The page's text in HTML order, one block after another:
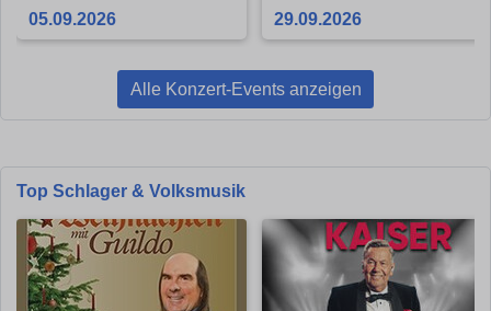
SCHOFARS -
05.09.2026 29.09.2026
Alle Konzert-Events anzeigen
Top Schlager & Volksmusik